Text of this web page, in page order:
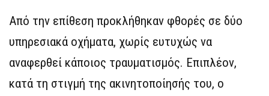
Από την επίθεση προκλήθηκαν φθορές σε δύο
υπηρεσιακά οχήματα, χωρίς ευτυχώς να
αναφερθεί κάποιος τραυματισμός. Επιπλέον,
κατά τη στιγμή της ακινητοποίησής του, ο